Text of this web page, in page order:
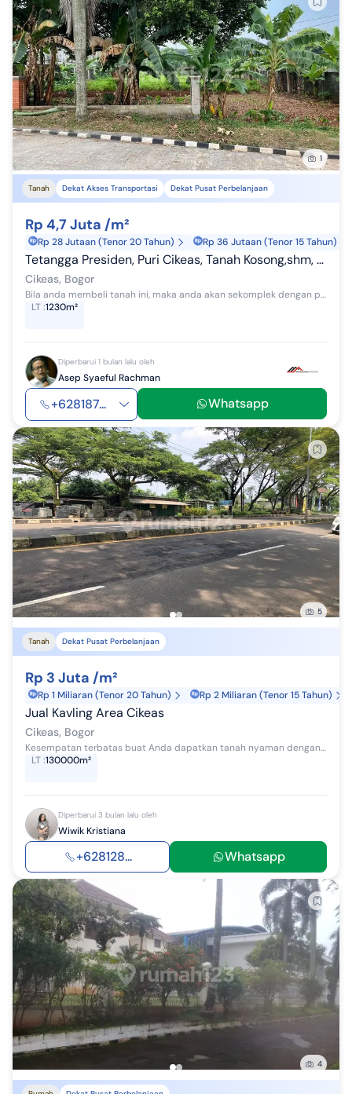
1
Tanah Dekat Akses Transportasi Dekat Pusat Perbelanjaan
Rp 4,7 Juta /m²
Rp 28 Jutaan (Tenor 20 Tahun) Rp 36 Jutaan (Tenor 15 Tahun)
Tetangga Presiden, Puri Cikeas, Tanah Kosong,shm, 1230 M2
Cikeas, Bogor
Bila anda membeli tanah ini, maka anda akan sekomplek dengan presiden SBY, akses toll sangat mudah, aman, tenang, dan mudah di capai, belilah,hgafd...
LT:1230m²
Diperbarui 1 bulan lalu oleh
Asep Syaeful Rachman
+628187... Whatsapp
5
Tanah Dekat Pusat Perbelanjaan
Rp 3 Juta /m²
Rp 1 Miliaran (Tenor 20 Tahun) Rp 2 Miliaran (Tenor 15 Tahun)
Jual Kavling Area Cikeas
Cikeas, Bogor
Kesempatan terbatas buat Anda dapatkan tanah nyaman dengan return investasi tinggi di Cikeas, Bogor. Tanah ini menawarkan kelengkapan fasilitas se...
LT:130000m²
Diperbarui 3 bulan lalu oleh
Wiwik Kristiana
+628128... Whatsapp
4